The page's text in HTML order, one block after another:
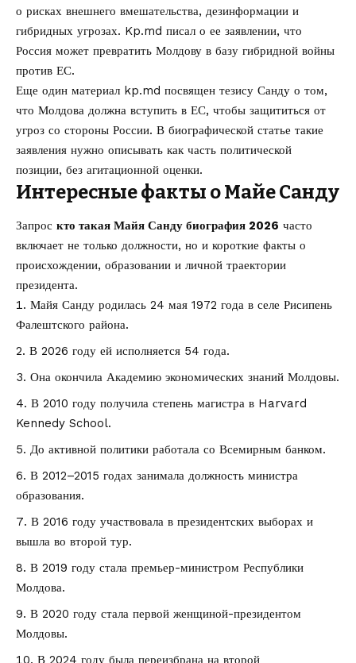
о рисках внешнего вмешательства, дезинформации и
гибридных угрозах. Kp.md писал о ее заявлении, что
Россия может превратить Молдову в базу гибридной войны
против ЕС.
Еще один материал kp.md посвящен тезису Санду о том,
что Молдова должна вступить в ЕС, чтобы защититься от
угроз со стороны России. В биографической статье такие
заявления нужно описывать как часть политической
позиции, без агитационной оценки.
Интересные факты о Майе Санду
Запрос кто такая Майя Санду биография 2026 часто
включает не только должности, но и короткие факты о
происхождении, образовании и личной траектории
президента.
Майя Санду родилась 24 мая 1972 года в селе Рисипень
Фалештского района.
В 2026 году ей исполняется 54 года.
Она окончила Академию экономических знаний Молдовы.
В 2010 году получила степень магистра в Harvard
Kennedy School.
До активной политики работала со Всемирным банком.
В 2012–2015 годах занимала должность министра
образования.
В 2016 году участвовала в президентских выборах и
вышла во второй тур.
В 2019 году стала премьер-министром Республики
Молдова.
В 2020 году стала первой женщиной-президентом
Молдовы.
В 2024 году была переизбрана на второй